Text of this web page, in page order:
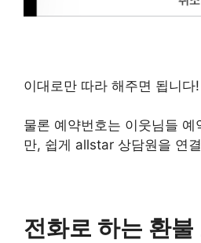
이대로만 따라 해주면 됩니다!
물론 예약번호는 이웃님들 예
만, 쉽게 allstar 상담원을 연
전화로 하는 환불